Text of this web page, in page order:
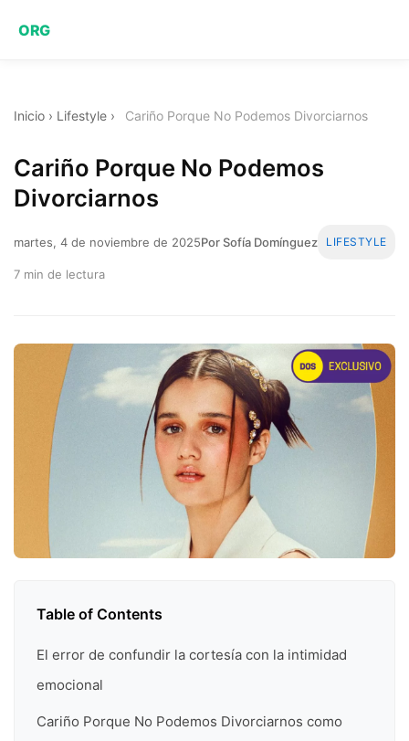
ORG
Inicio › Lifestyle › Cariño Porque No Podemos Divorciarnos
Cariño Porque No Podemos
Divorciarnos
martes, 4 de noviembre de 2025Por Sofía Domínguez LIFESTYLE
7 min de lectura
Table of Contents
El error de confundir la cortesía con la intimidad
emocional
Cariño Porque No Podemos Divorciarnos como